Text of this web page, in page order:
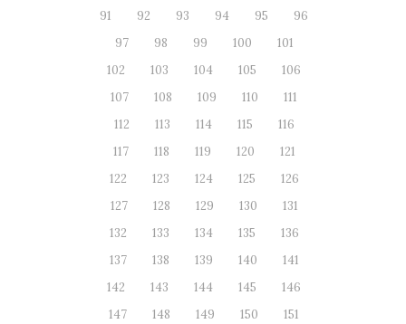
91
92 93 94 95
96
97
98 99 100
101
102
103 104 105
106
107
108 109 110
111
112
113 114 115
116
117
118 119 120
121
122
123 124 125
126
127
128 129 130
131
132
133 134 135
136
137
138 139 140
141
142
143 144 145
146
147
148 149 150
151